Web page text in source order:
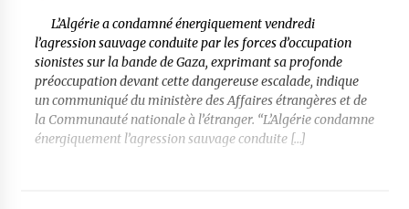
L’Algérie a condamné énergiquement vendredi
l’agression sauvage conduite par les forces d’occupation
sionistes sur la bande de Gaza, exprimant sa profonde
préoccupation devant cette dangereuse escalade, indique
un communiqué du ministère des Affaires étrangères et de
la Communauté nationale à l’étranger. “L’Algérie condamne
énergiquement l’agression sauvage conduite […]